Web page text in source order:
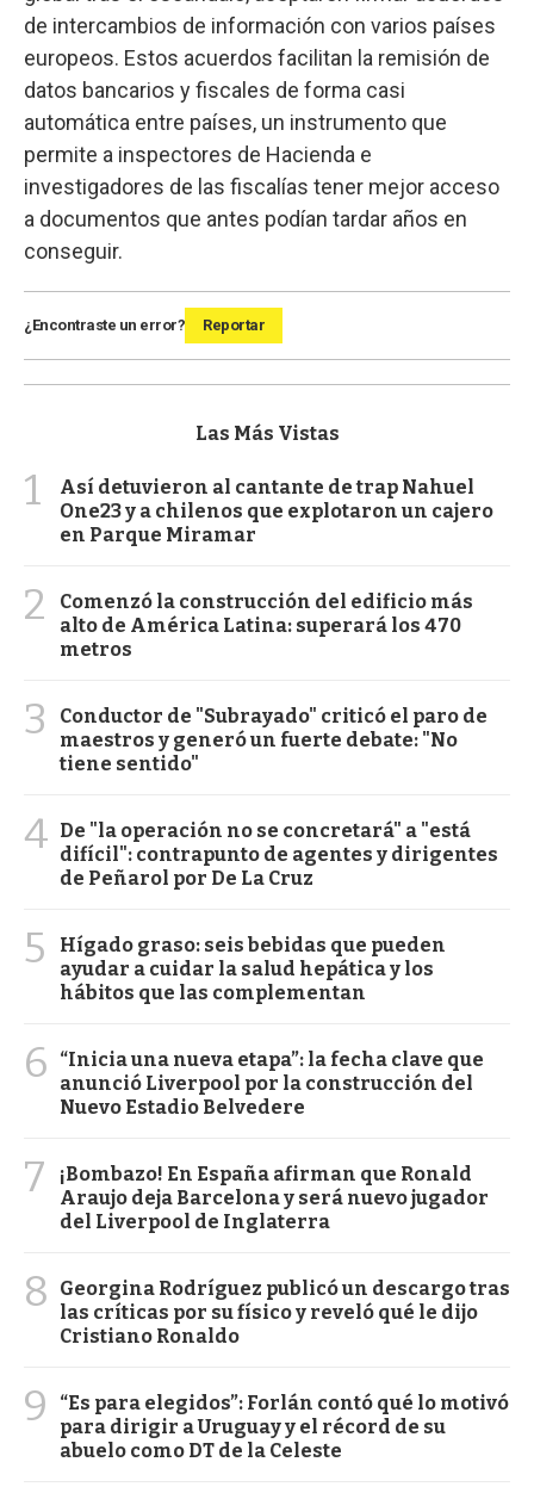
de intercambios de información con varios países
europeos. Estos acuerdos facilitan la remisión de
datos bancarios y fiscales de forma casi
automática entre países, un instrumento que
permite a inspectores de Hacienda e
investigadores de las fiscalías tener mejor acceso
a documentos que antes podían tardar años en
conseguir.
¿Encontraste un error? Reportar
Las Más Vistas
1
Así detuvieron al cantante de trap Nahuel
One23 y a chilenos que explotaron un cajero
en Parque Miramar
2
Comenzó la construcción del edificio más
alto de América Latina: superará los 470
metros
3
Conductor de "Subrayado" criticó el paro de
maestros y generó un fuerte debate: "No
tiene sentido"
4 De "la operación no se concretará" a "está
difícil": contrapunto de agentes y dirigentes
de Peñarol por De La Cruz
5
Hígado graso: seis bebidas que pueden
ayudar a cuidar la salud hepática y los
hábitos que las complementan
6
“Inicia una nueva etapa”: la fecha clave que
anunció Liverpool por la construcción del
Nuevo Estadio Belvedere
7
¡Bombazo! En España afirman que Ronald
Araujo deja Barcelona y será nuevo jugador
del Liverpool de Inglaterra
8
Georgina Rodríguez publicó un descargo tras
las críticas por su físico y reveló qué le dijo
Cristiano Ronaldo
9
“Es para elegidos”: Forlán contó qué lo motivó
para dirigir a Uruguay y el récord de su
abuelo como DT de la Celeste